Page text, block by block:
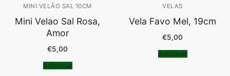
MINI VELÃO SAL 10CM
Mini Velao Sal Rosa,
Amor
€5,00
Adicionar
VELAS
Vela Favo Mel, 19cm
€5,00
Adicionar